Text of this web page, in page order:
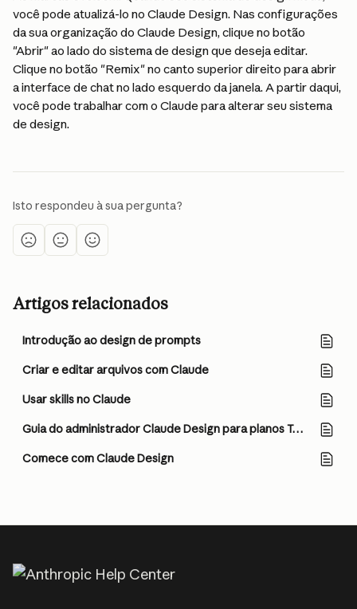
você pode atualizá-lo no Claude Design. Nas configurações
da sua organização do Claude Design, clique no botão
"Abrir" ao lado do sistema de design que deseja editar.
Clique no botão "Remix" no canto superior direito para abrir
a interface de chat no lado esquerdo da janela. A partir daqui,
você pode trabalhar com o Claude para alterar seu sistema
de design.
Isto respondeu à sua pergunta?
Artigos relacionados
Introdução ao design de prompts
Criar e editar arquivos com Claude
Usar skills no Claude
Guia do administrador Claude Design para planos Team e Enterprise
Comece com Claude Design